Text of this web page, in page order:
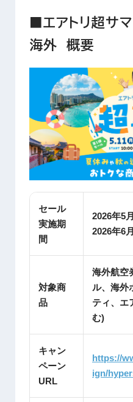
■エアトリ超サ
海外 概要
セール
実施期
間
2026年5
2026年6
対象商
品
海外航空
ル、海外
ティ、エ
む)
キャン
ペーン
URL
https://
ign/